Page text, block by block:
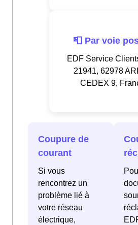
📮 Par voie
EDF Service
21941, 62978
CEDEX 9,
Coupure de
courant
Si vous
rencontrez un
problème lié à
votre réseau
électrique,